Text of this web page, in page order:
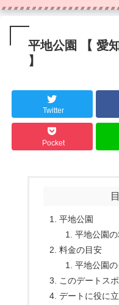
平地公園 【 愛
】
Twitter
Pocket
平地公園
平地公園
料金の目安
平地公園
このデートス
デートに役に